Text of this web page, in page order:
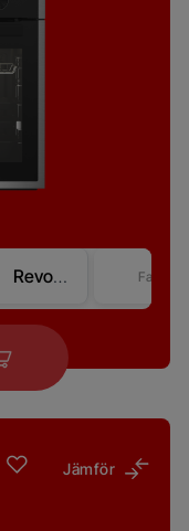
Revo Good+ Display (Beast) – Competitive-2 Farge
Jämför